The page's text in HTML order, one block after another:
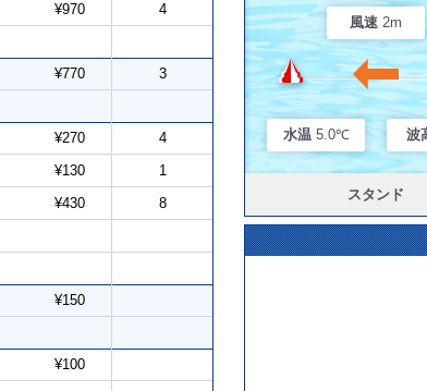
¥970 4
¥770 3
¥270 4
¥130 1
¥430 8
¥150
¥100
風速 2m
水温 5.0℃ 波
スタンド